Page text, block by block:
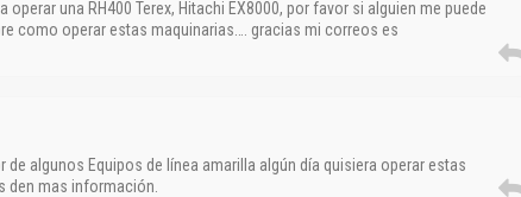
operar una RH400 Terex, Hitachi EX8000, por favor si alguien me puede
como operar estas maquinarias…. gracias mi correos es
de algunos Equipos de línea amarilla algún día quisiera operar estas
den mas información.
Reportar otro tipo de error...